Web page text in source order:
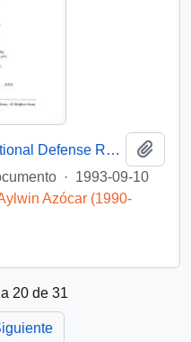
[Envía suscripción de International Defense Review]
· 1993-09-10
Azócar (1990-
20 de 31